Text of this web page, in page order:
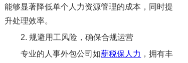
能够显著降低单个人力资源管理的成本，同时提
升处理效率。
2. 规避用工风险，确保合规运营
专业的人事外包公司如薪税保人力 ，拥有丰